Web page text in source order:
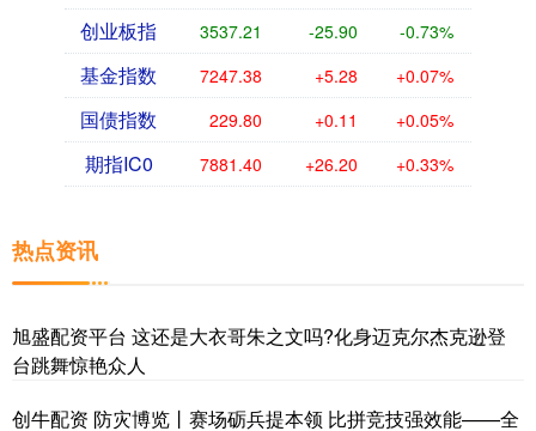
创业板指 3537.21 -25.90 -0.73%
基金指数 7247.38 +5.28 +0.07%
国债指数 229.80 +0.11 +0.05%
期指IC0 7881.40 +26.20 +0.33%
热点资讯
旭盛配资平台 这还是大衣哥朱之文吗?化身迈克尔杰克逊登
台跳舞惊艳众人
创牛配资 防灾博览丨赛场砺兵提本领 比拼竞技强效能——全